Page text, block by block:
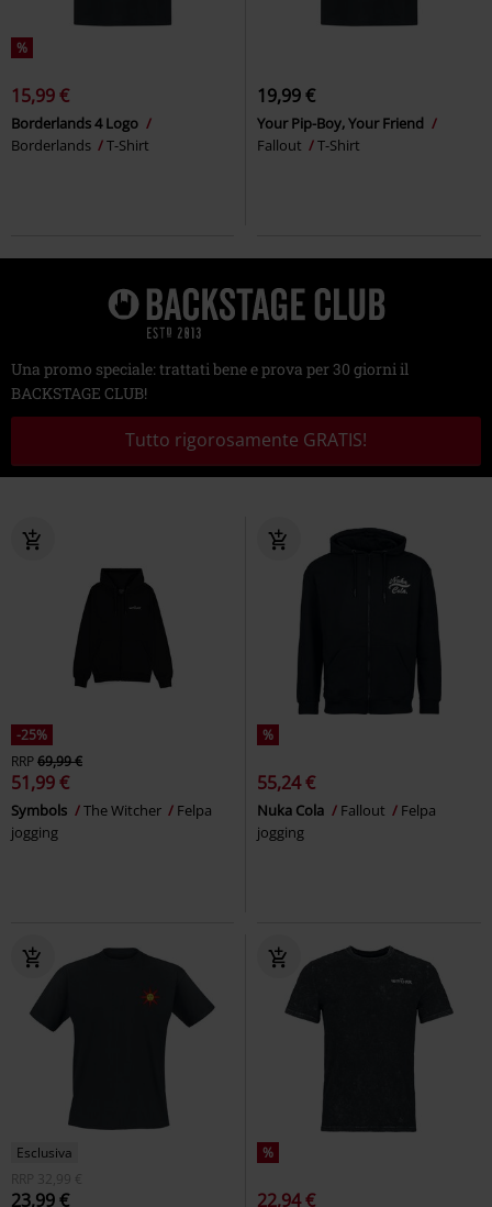
%
15,99 €
Borderlands 4 Logo
Borderlands
T-Shirt
19,99 €
Your Pip-Boy, Your Friend
Fallout
T-Shirt
Una promo speciale: trattati bene e prova per 30 giorni il
BACKSTAGE CLUB!
Tutto rigorosamente GRATIS!
-25%
RRP69,99 €
51,99 €
Symbols The Witcher
Felpa
jogging
%
55,24 €
Nuka Cola Fallout
Felpa
jogging
Esclusiva
RRP
32,99 €
23,99 €
%
22,94 €